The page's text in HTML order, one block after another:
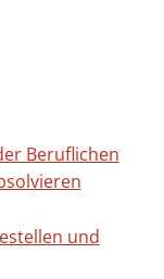
Beruflichen
und